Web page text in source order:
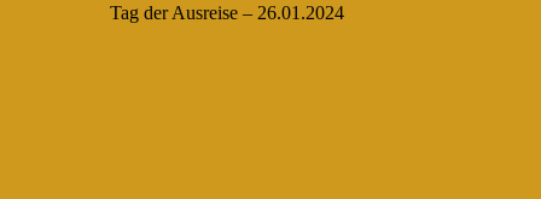
Tag der Ausreise – 26.01.2024